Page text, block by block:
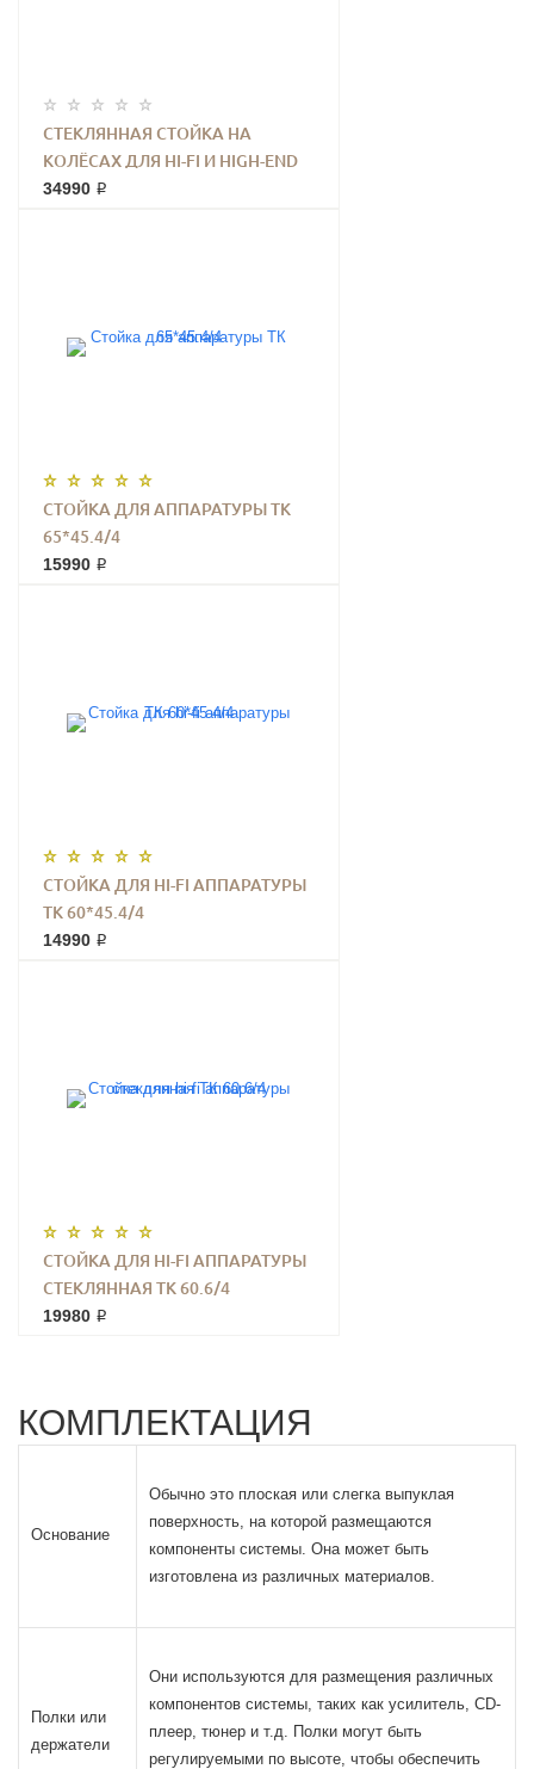
СТЕКЛЯННАЯ СТОЙКА НА
КОЛЁСАХ ДЛЯ HI-FI И HIGH-END
АППАРАТУРЫ ТК 65*45.7/4-К
34990 ₽
СТОЙКА ДЛЯ АППАРАТУРЫ ТК
65*45.4/4
15990 ₽
СТОЙКА ДЛЯ HI-FI АППАРАТУРЫ
ТК 60*45.4/4
14990 ₽
СТОЙКА ДЛЯ HI-FI АППАРАТУРЫ
СТЕКЛЯННАЯ ТК 60.6/4
19980 ₽
КОМПЛЕКТАЦИЯ
Основание
Обычно это плоская или слегка выпуклая
поверхность, на которой размещаются
компоненты системы. Она может быть
изготовлена из различных материалов.
Полки или
держатели
Они используются для размещения различных
компонентов системы, таких как усилитель, CD-
плеер, тюнер и т.д. Полки могут быть
регулируемыми по высоте, чтобы обеспечить